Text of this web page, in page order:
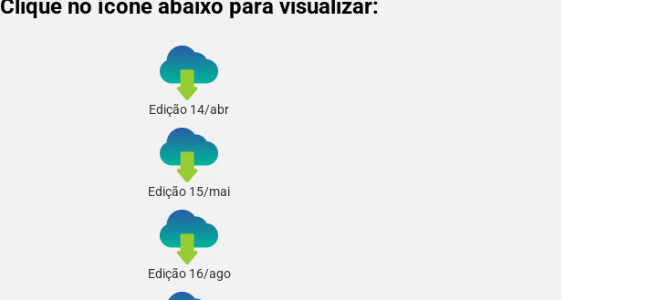
Clique no ícone abaixo para visualizar:
Edição 14/abr
Edição 15/mai
Edição 16/ago